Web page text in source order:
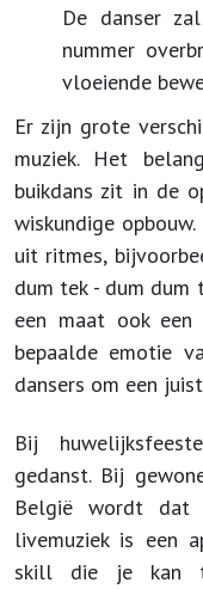
De danser
nummer
vloeiende
Er zijn grote
muziek. Het
buikdans zit in de
wiskundige opbouw.
uit ritmes,
dum tek - dum dum
een maat ook
bepaalde emotie
dansers om een
Bij
gedanst. Bij
België wordt dat
livemuziek is een
skill die je kan